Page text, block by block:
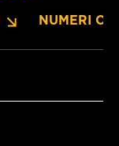
NUMERI OE